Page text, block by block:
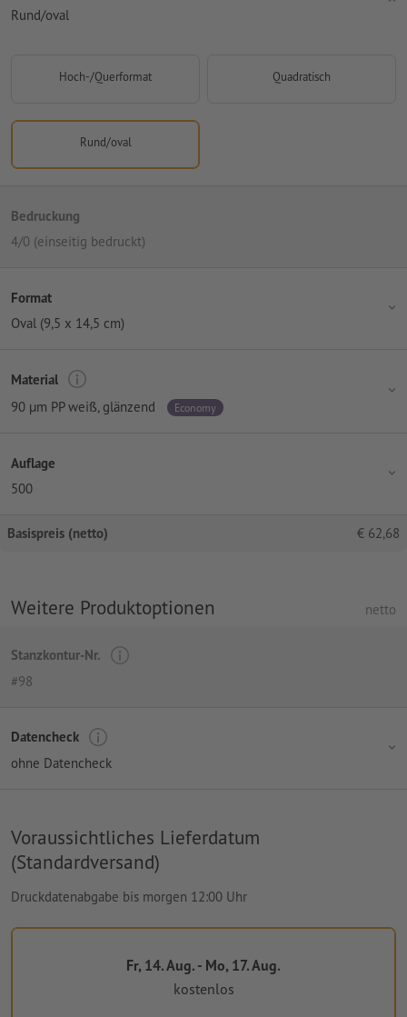
Rund/oval
Hoch-/Querformat Quadratisch
Rund/oval
Bedruckung
4/0 (einseitig bedruckt)
Format
Oval (9,5 x 14,5 cm)
Material
90 µm PP weiß, glänzend
Economy
Auflage
500
Basispreis (netto) € 62,68
Weitere Produktoptionen netto
Stanzkontur-Nr.
#98
Datencheck
ohne Datencheck
Voraussichtliches Lieferdatum
(Standardversand)
Druckdatenabgabe bis morgen 12:00 Uhr
Fr, 14. Aug. - Mo, 17. Aug.
kostenlos